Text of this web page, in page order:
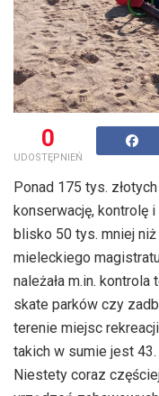
0
UDOSTĘPNIEŃ
Ponad 175 tys.
konserwację, kontrolę
blisko 50 tys. mniej
mieleckiego
należała m.in.
skate parków czy
terenie miejsc
takich w sumie jest 43.
Niestety coraz